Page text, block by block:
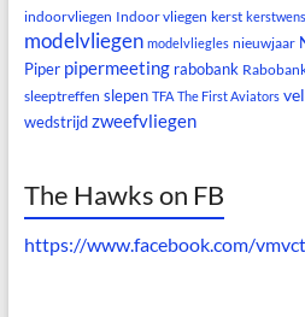
indoorvliegen Indoor vliegen kerst kerstwens
modelvliegen modelvliegles nieuwjaar
Piper pipermeeting rabobank
sleeptreffen slepen TFA The First Aviators
wedstrijd zweefvliegen
The Hawks on FB
https://www.facebook.com/